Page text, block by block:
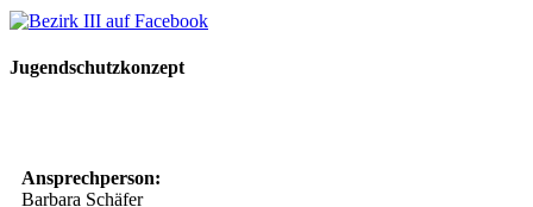
Jugendschutzkonzept
Ansprechperson:
Barbara Schäfer